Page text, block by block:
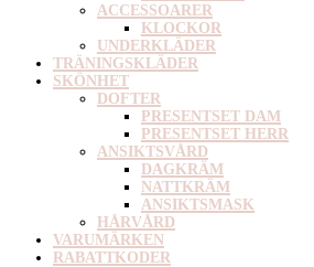
ACCESSOARER
KLOCKOR
UNDERKLÄDER
TRÄNINGSKLÄDER
SKÖNHET
DOFTER
PRESENTSET DAM
PRESENTSET HERR
ANSIKTSVÅRD
DAGKRÄM
NATTKRÄM
ANSIKTSMASK
HÅRVÅRD
VARUMÄRKEN
RABATTKODER